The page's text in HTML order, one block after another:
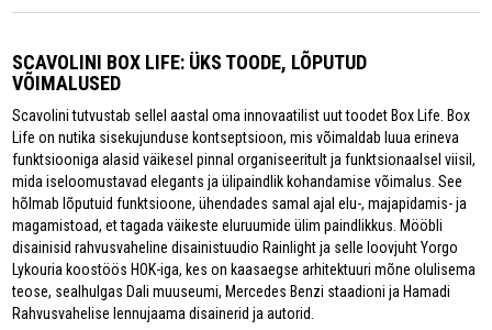
SCAVOLINI BOX LIFE: ÜKS TOODE, LÕPUTUD
VÕIMALUSED
Scavolini tutvustab sellel aastal oma innovaatilist uut toodet Box Life. Box
Life on nutika sisekujunduse kontseptsioon, mis võimaldab luua erineva
funktsiooniga alasid väikesel pinnal organiseeritult ja funktsionaalsel viisil,
mida iseloomustavad elegants ja ülipaindlik kohandamise võimalus. See
hõlmab lõputuid funktsioone, ühendades samal ajal elu-, majapidamis- ja
magamistoad, et tagada väikeste eluruumide ülim paindlikkus. Mööbli
disainisid rahvusvaheline disainistuudio Rainlight ja selle loovjuht Yorgo
Lykouria koostöös HOK-iga, kes on kaasaegse arhitektuuri mõne olulisema
teose, sealhulgas Dali muuseumi, Mercedes Benzi staadioni ja Hamadi
Rahvusvahelise lennujaama disainerid ja autorid.